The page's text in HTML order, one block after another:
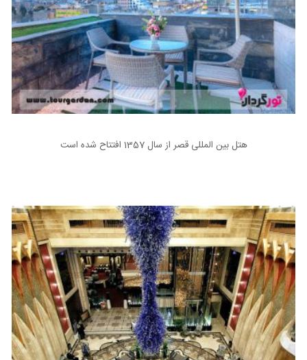
هتل بین المللی قصر از سال 1357 افتتاح شده است